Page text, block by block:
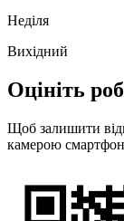
Неділя
Вихідний
Оцініть
Щоб залишити
камерою